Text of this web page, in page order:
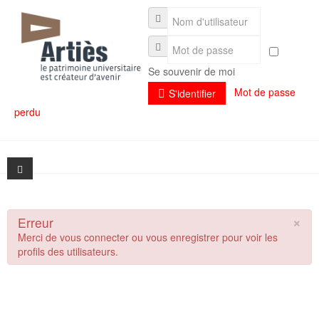
Se souvenir de moi
S'identifier
Mot de passe
perdu
Présentation
Présentation
Actualités
×
Erreur
Merci de vous connecter ou vous enregistrer pour voir les
profils des utilisateurs.